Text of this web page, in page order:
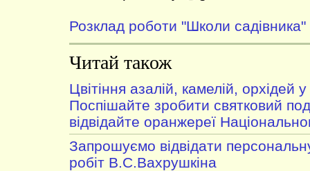
Розклад роботи "Школи садівника"
Читай також
Цвітіння азалій, камелій, орхідей
Поспішайте зробити святковий
відвідайте оранжереї
Запрошуємо відвідати
робіт В.С.Вахрушкіна